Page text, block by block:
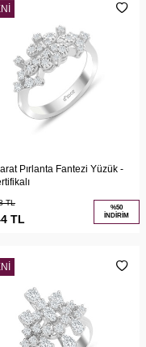
Pırlanta Fantezi Yüzük -
TL
TL
%50
İNDIRIM